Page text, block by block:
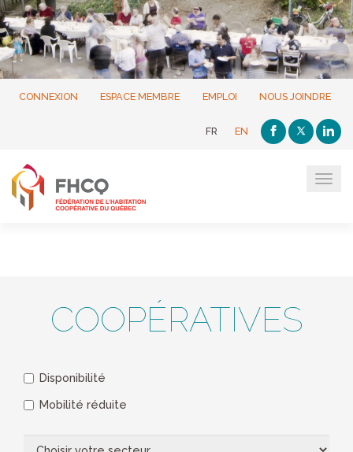
CONNEXION ESPACE MEMBRE EMPLOI NOUS JOINDRE
FR EN
COOPÉRATIVES
Disponibilité
Mobilité réduite